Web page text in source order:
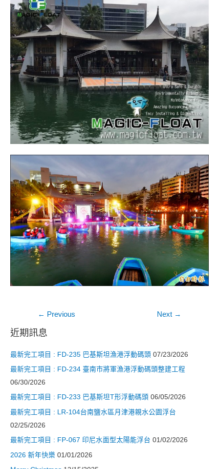
章
導
覽
← Previous Next →
近期訊息
最新完工項目 : FD-235 巴基斯坦漁港浮動碼頭 07/23/2026
最新完工項目 : FD-234 臺南市將軍漁港浮動碼頭整建工程
06/30/2026
最新完工項目 : FD-233 巴基斯坦T形浮動碼頭 06/05/2026
最新完工項目 : LR-104台南鹽水區月津港親水公園浮台
02/25/2026
最新完工項目 : FP-067 印尼水面型太陽能浮台 01/02/2026
2026 新年快樂 01/01/2026